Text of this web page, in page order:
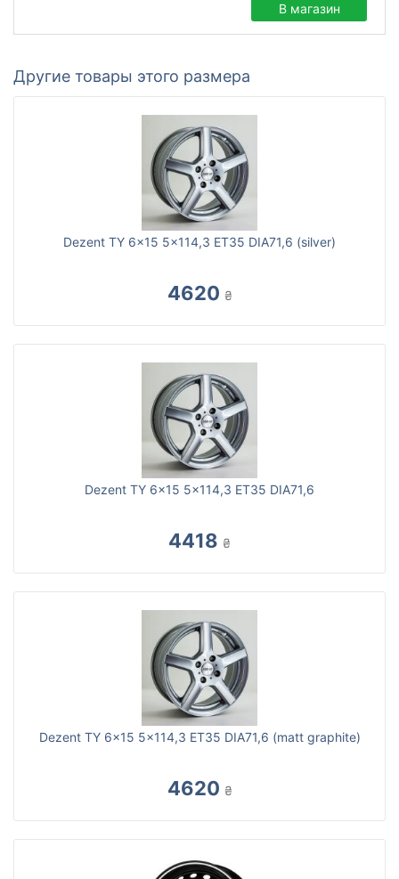
В магазин
Другие товары этого размера
Dezent TY 6x15 5x114,3 ET35 DIA71,6 (silver)
4620 ₴
Dezent TY 6x15 5x114,3 ET35 DIA71,6
4418 ₴
Dezent TY 6x15 5x114,3 ET35 DIA71,6 (matt graphite)
4620 ₴